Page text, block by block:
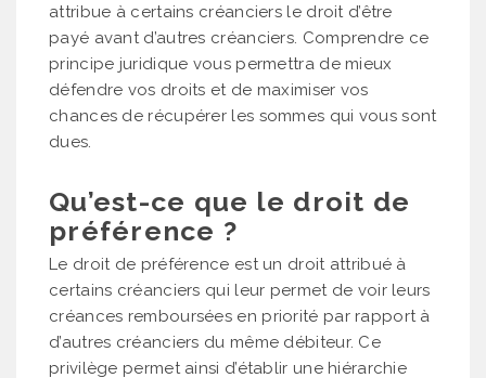
attribue à certains créanciers le droit d’être
payé avant d’autres créanciers. Comprendre ce
principe juridique vous permettra de mieux
défendre vos droits et de maximiser vos
chances de récupérer les sommes qui vous sont
dues.
Qu’est-ce que le droit de
préférence ?
Le droit de préférence est un droit attribué à
certains créanciers qui leur permet de voir leurs
créances remboursées en priorité par rapport à
d’autres créanciers du même débiteur. Ce
privilège permet ainsi d’établir une hiérarchie